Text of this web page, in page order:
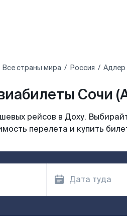
Все страны мира Россия Адлер
Сочи
рейсов в Доху.
перелета и купить